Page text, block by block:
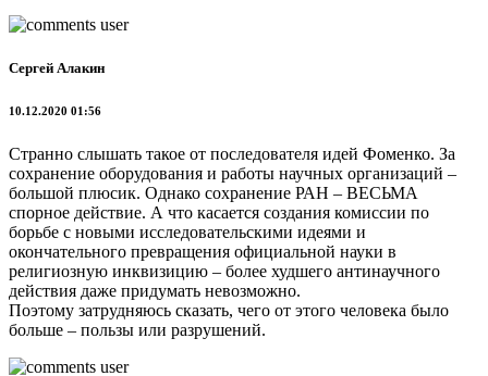
Сергей Алакин
10.12.2020 01:56
Странно слышать такое от последователя идей Фоменко. За
сохранение оборудования и работы научных организаций –
большой плюсик. Однако сохранение РАН – ВЕСЬМА
спорное действие. А что касается создания комиссии по
борьбе с новыми исследовательскими идеями и
окончательного превращения официальной науки в
религиозную инквизицию – более худшего антинаучного
действия даже придумать невозможно.
Поэтому затрудняюсь сказать, чего от этого человека было
больше – пользы или разрушений.